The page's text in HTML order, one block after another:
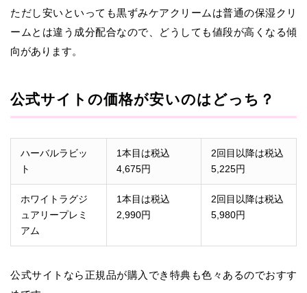
ただし安いといっても黒ずみケアクリームは普通の保湿クリ
ームとは違う成分配合なので、どうしても値段が高くなる傾
向があります。
公式サイトの価格が安いのはどっち？
ハーバルラビッ
ト
1本目は税込
4,675円
2回目以降は税込
5,225円
ホワイトラグジ
ュアリープレミ
アム
1本目は税込
2,990円
2回目以降は税込
5,980円
公式サイトなら正規品が購入でき特典も色々あるのでおすす